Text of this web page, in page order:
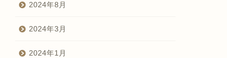
2024年8月
2024年3月
2024年1月